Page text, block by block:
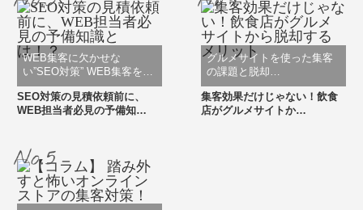
WEB集客に欠かせな
い”SEO対策” WEB集客を…
SEO対策の見積依頼前に、
WEB担当者必見の予備知…
グルメサイトを使った集客
の課題と脱却…
集客効果だけじゃない！飲食
店がグルメサイトか…